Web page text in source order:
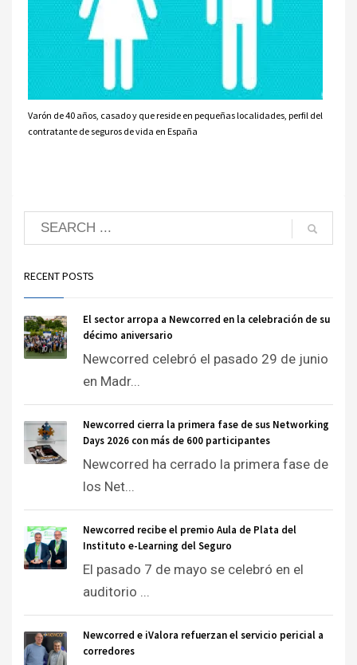
Varón de 40 años, casado y que reside en pequeñas localidades, perfil del
contratante de seguros de vida en España
RECENT POSTS
El sector arropa a Newcorred en la celebración de su
décimo aniversario
Newcorred celebró el pasado 29 de junio
en Madr...
Newcorred cierra la primera fase de sus Networking
Days 2026 con más de 600 participantes
Newcorred ha cerrado la primera fase de
los Net...
Newcorred recibe el premio Aula de Plata del
Instituto e-Learning del Seguro
El pasado 7 de mayo se celebró en el
auditorio ...
Newcorred e iValora refuerzan el servicio pericial a
corredores